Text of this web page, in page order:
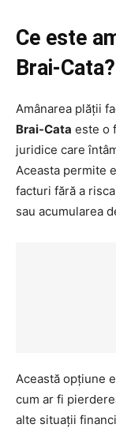
Ce este
Brai-Cata?
Amânarea plății
Brai-Cata este o
juridice care
Aceasta permite
facturi fără a
sau acumularea
Această opțiune
cum ar fi
alte situații